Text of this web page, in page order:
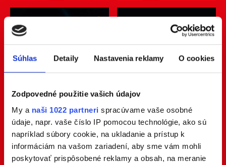
Súhlas Detaily Nastavenia reklamy O cookies
Zodpovedné použitie vašich údajov
My a naši 1022 partneri spracúvame vaše osobné
údaje, napr. vaše číslo IP pomocou technológie, ako sú
napríklad súbory cookie, na ukladanie a prístup k
informáciám na vašom zariadení, aby sme vám mohli
poskytovať prispôsobené reklamy a obsah, na meranie